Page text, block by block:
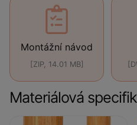
Montážní návod
[ZIP, 14.01 MB]
Materiálová